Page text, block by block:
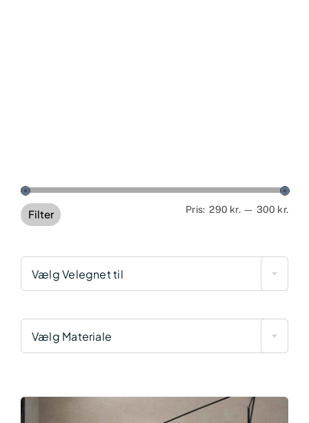
Filter Pris: 290 kr.— 300 kr.
Vælg Velegnet til
Vælg Materiale